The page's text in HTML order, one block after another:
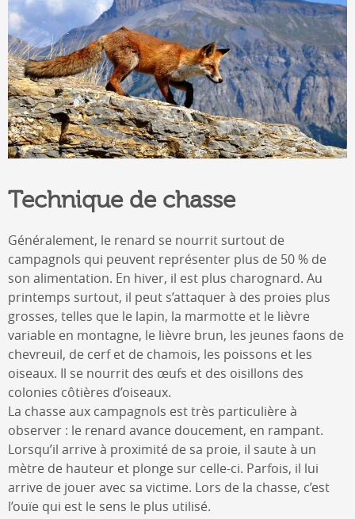
Technique de chasse
Généralement, le renard se nourrit surtout de
campagnols qui peuvent représenter plus de 50 % de
son alimentation. En hiver, il est plus charognard. Au
printemps surtout, il peut s’attaquer à des proies plus
grosses, telles que le lapin, la marmotte et le lièvre
variable en montagne, le lièvre brun, les jeunes faons de
chevreuil, de cerf et de chamois, les poissons et les
oiseaux. Il se nourrit des œufs et des oisillons des
colonies côtières d’oiseaux.
La chasse aux campagnols est très particulière à
observer : le renard avance doucement, en rampant.
Lorsqu’il arrive à proximité de sa proie, il saute à un
mètre de hauteur et plonge sur celle-ci. Parfois, il lui
arrive de jouer avec sa victime. Lors de la chasse, c’est
l’ouïe qui est le sens le plus utilisé.